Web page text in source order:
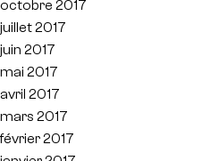
octobre 2017
juillet 2017
juin 2017
mai 2017
avril 2017
mars 2017
février 2017